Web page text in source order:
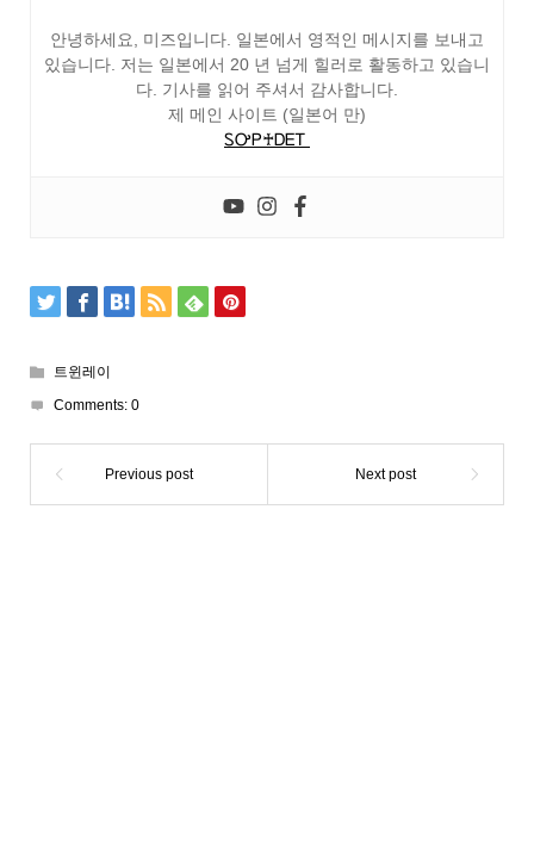
안녕하세요, 미즈입니다. 일본에서 영적인 메시지를 보내고
있습니다. 저는 일본에서 20 년 넘게 힐러로 활동하고 있습니
다. 기사를 읽어 주셔서 감사합니다.
제 메인 사이트 (일본어 만)
ᏚᎤᏢ♰ᎠᎬᎢ
트윈레이
Comments: 0